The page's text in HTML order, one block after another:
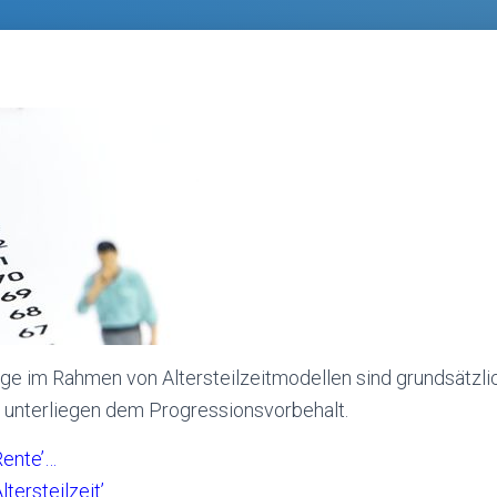
im Rahmen von Altersteilzeitmodellen sind
dem Progressionsvorbehalt.